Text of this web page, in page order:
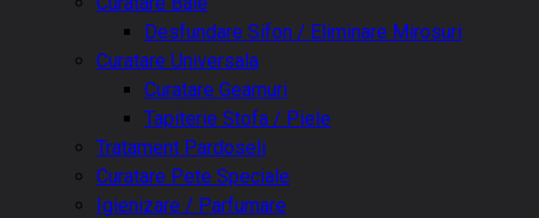
Desfundare Sifon / Eliminare Mirosuri
Curatare Universala
Curatare Geamuri
Tapiterie Stofa / Piele
Tratament Pardoseli
Curatare Pete Speciale
Igienizare / Parfumare